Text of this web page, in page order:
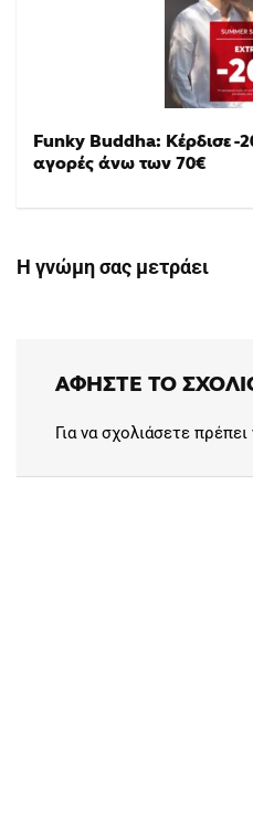
Funky Buddha: Κέρδισε -
αγορές άνω των 70€
Η γνώμη σας μετράει
ΑΦΉΣΤΕ ΤΟ
Για να σχολιάσετε πρέπει